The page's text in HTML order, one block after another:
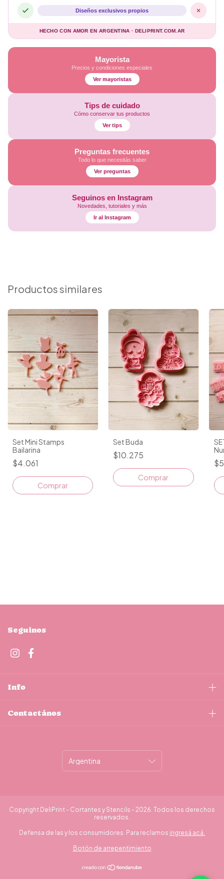
Mayorista
Precios y condiciones especiales
Ver mayoristas
Tips de cuidado
Cómo conservar tus productos
Ver tips
Preguntas frecuentes
Todo lo que necesitás saber
Ver preguntas
Seguinos en Instagram
Novedades, tutoriales y más
Ir al Instagram
Diseños exclusivos propios
HECHO CON AMOR EN ARGENTINA · DELIPRINT.COM.AR
Productos similares
Set Mini Stamps
Bailarina
$4.061
Set Buda
$10.275
Seguinos
Info
Contactános
Copyright DeliPrint - Cortantes y Stencils - 2026. Todos los derechos
reservados.
Defensa de las y los consumidores. Para reclamos ingresá acá.
Botón de arrepentimiento